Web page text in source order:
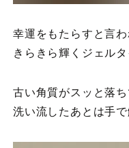
幸運をもたらすと言
きらきら輝くジェル
古い角質がスッと落
洗い流したあとは手